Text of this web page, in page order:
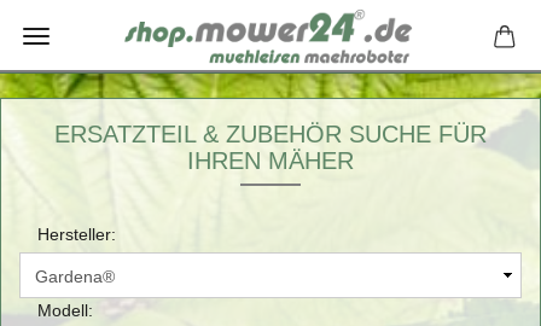
ERSATZTEIL & ZUBEHÖR SUCHE FÜR
IHREN MÄHER
Hersteller:
Modell: